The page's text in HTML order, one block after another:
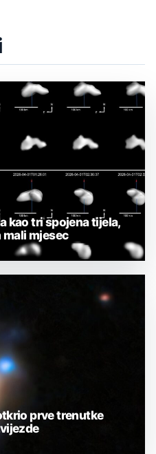
kao tri spojena tijela,
mali mjesec
prve trenutke